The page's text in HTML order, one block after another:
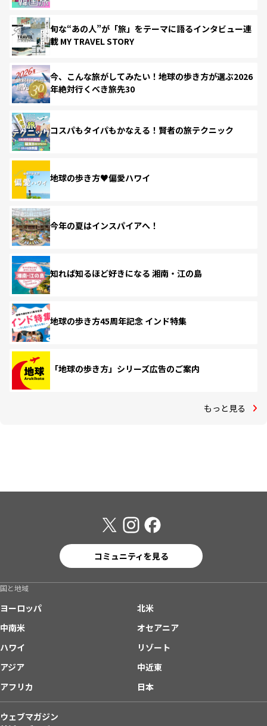
旬な“あの人”が「旅」をテーマに語るインタビュー連
載 MY TRAVEL STORY
今、こんな旅がしてみたい！地球の歩き方が選ぶ2026
年絶対行くべき旅先30
コスパもタイパもかなえる！賢者の旅テクニック
地球の歩き方♥偏愛ハワイ
今年の夏はインスパイアへ！
知れば知るほど好きになる 湘南・江の島
地球の歩き方45周年記念 インド特集
「地球の歩き方」シリーズ広告のご案内
もっと見る
コミュニティを見る
国と地域
ヨーロッパ
北米
中南米
オセアニア
ハワイ
リゾート
アジア
中近東
アフリカ
日本
ウェブマガジン